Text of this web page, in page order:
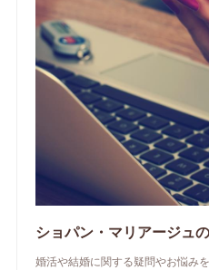
ショパン・マリアージュ
婚活や結婚に関する疑問やお悩み